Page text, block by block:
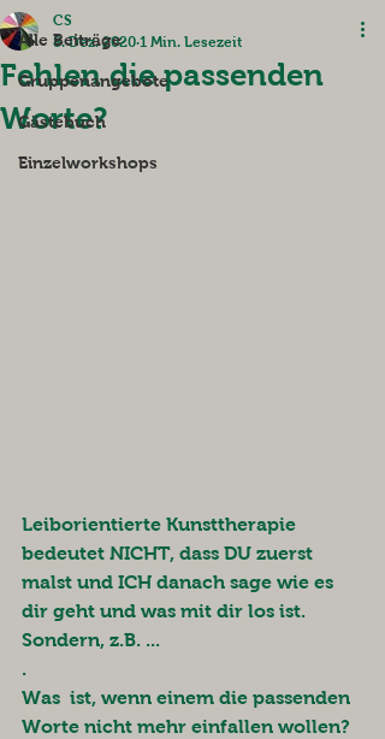
Alle Beiträge
Gruppenangebote
Gästebuch
Einzelworkshops
Fehlen die passenden
Worte?
CS
8. Dez. 2020 1 Min. Lesezeit
Leiborientierte Kunsttherapie
bedeutet NICHT, dass DU zuerst
malst und ICH danach sage wie es
dir geht und was mit dir los ist.
Sondern, z.B. ...
.
Was  ist, wenn einem die passenden
Worte nicht mehr einfallen wollen?